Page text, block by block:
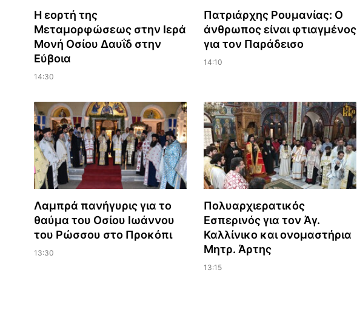
Η εορτή της
Μεταμορφώσεως στην Ιερά
Μονή Οσίου Δαυΐδ στην
Εύβοια
14:30
Πατριάρχης Ρουμανίας: Ο
άνθρωπος είναι φτιαγμένος
για τον Παράδεισο
14:10
Λαμπρά πανήγυρις για το
θαύμα του Οσίου Ιωάννου
του Ρώσσου στο Προκόπι
13:30
Πολυαρχιερατικός
Εσπερινός για τον Άγ.
Καλλίνικο και ονομαστήρια
Μητρ. Άρτης
13:15